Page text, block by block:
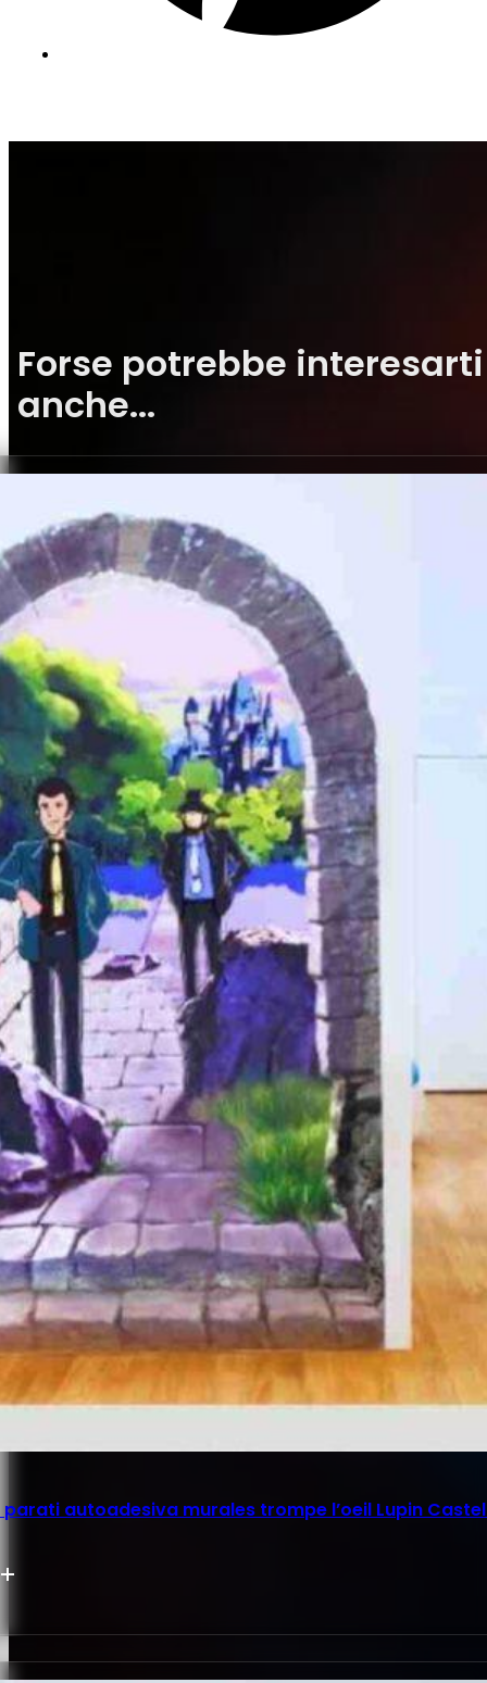
Forse potrebbe interesarti
anche...
autoadesiva murales trompe l’oeil Lupin